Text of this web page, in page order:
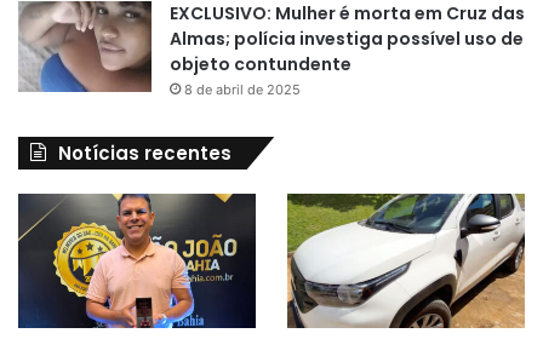
EXCLUSIVO: Mulher é morta em Cruz das
Almas; polícia investiga possível uso de
objeto contundente
8 de abril de 2025
Notícias recentes